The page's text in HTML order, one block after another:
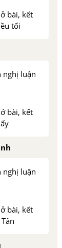
bài, kết
tối
nghị luận
bài, kết
nghị luận
bài, kết